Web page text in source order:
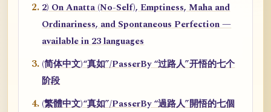
2) On Anatta (No-Self), Emptiness, Maha and
Ordinariness, and Spontaneous Perfection —
available in 23 languages
(简体中文)“真如”/PasserBy “过路人”开悟的七个
阶段
(繁體中文)“真如”/PasserBy “過路人”開悟的七個